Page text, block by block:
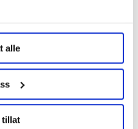
hvordan dine personlige
kan velge hvordan de skal
eller trekke tilbake ditt
informasjonskapsler.
hk-nytt.no
(cookies) for å
alle
tillat
aktører i
norske modellen,
økt ulikhet.